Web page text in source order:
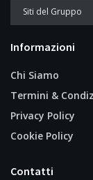
Informazioni
Chi Siamo
Termini &
Privacy Policy
Cookie Policy
Contatti